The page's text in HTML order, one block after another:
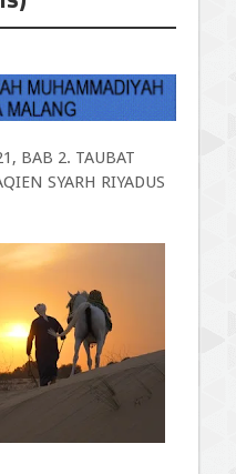
BAB 2. TAUBAT
SYARH RIYADUS